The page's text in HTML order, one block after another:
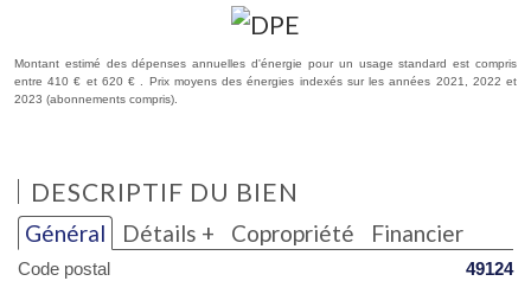
Montant estimé des dépenses annuelles d'énergie pour un usage standard est compris
entre 410 € et 620 € . Prix moyens des énergies indexés sur les années 2021, 2022 et
2023 (abonnements compris).
DESCRIPTIF DU BIEN
Général Détails + Copropriété Financier
Code postal 49124